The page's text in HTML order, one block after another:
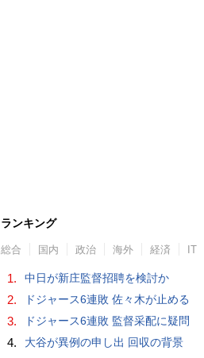
ランキング
総合 国内 政治 海外 経済 IT
1. 中日が新庄監督招聘を検討か
2. ドジャース6連敗 佐々木が止める
3. ドジャース6連敗 監督采配に疑問
4. 大谷が異例の申し出 回収の背景